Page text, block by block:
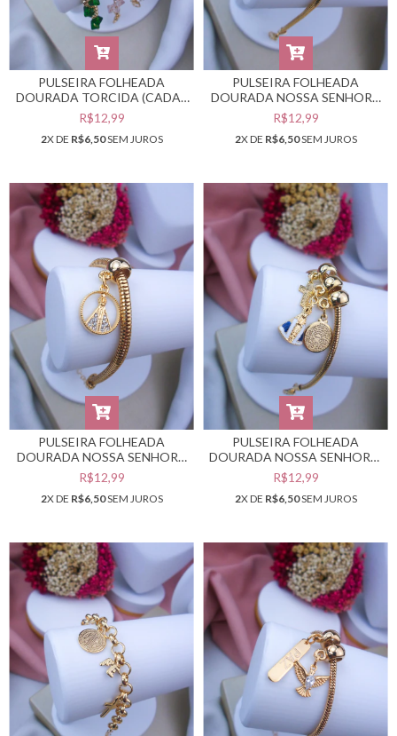
PULSEIRA FOLHEADA
DOURADA TORCIDA (CADA -
SELECIONE A COR
DESEJADA) #PF0401953
R$12,99
2X DE R$6,50SEM JUROS
PULSEIRA FOLHEADA
DOURADA NOSSA SENHORA
E FÉ #PF0401952
R$12,99
2X DE R$6,50SEM JUROS
PULSEIRA FOLHEADA
DOURADA NOSSA SENHORA
APARECIDA #PF0401951
R$12,99
2X DE R$6,50SEM JUROS
PULSEIRA FOLHEADA
DOURADA NOSSA SENHORA,
ORAÇÃO E CRUZ #PF0401950
R$12,99
2X DE R$6,50SEM JUROS